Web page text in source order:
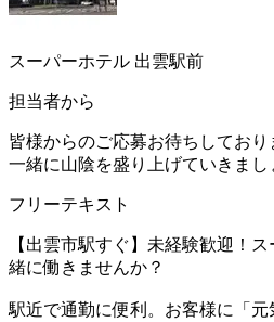
スーパーホテル 出雲駅前
担当者から
皆様からのご応募お待ちしており
一緒に山陰を盛り上げていきまし
フリーテキスト
【出雲市駅すぐ】未経験歓迎！
緒に働きませんか？
駅近で通勤に便利。お客様に「元